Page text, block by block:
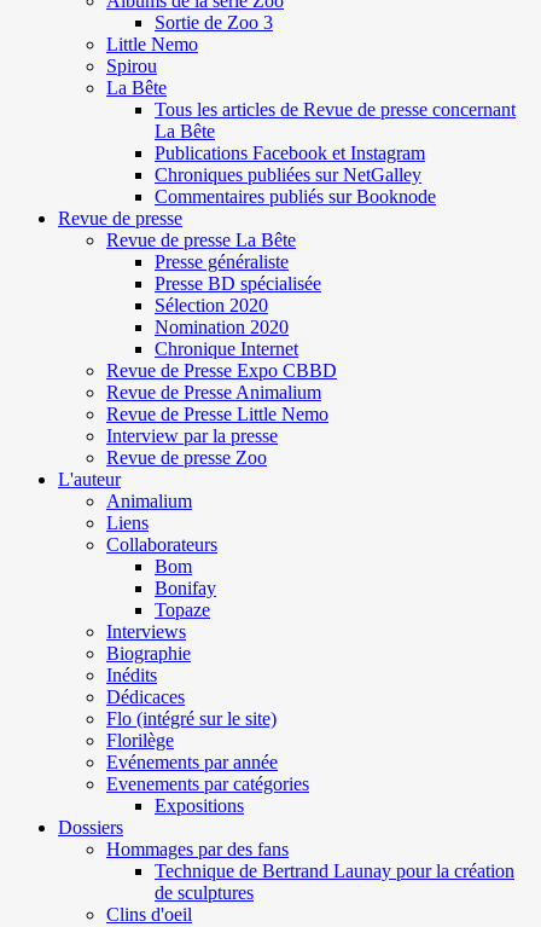
Sortie de Zoo 3
Little Nemo
Spirou
La Bête
Tous les articles de Revue de presse concernant
La Bête
Publications Facebook et Instagram
Chroniques publiées sur NetGalley
Commentaires publiés sur Booknode
Revue de presse
Revue de presse La Bête
Presse généraliste
Presse BD spécialisée
Sélection 2020
Nomination 2020
Chronique Internet
Revue de Presse Expo CBBD
Revue de Presse Animalium
Revue de Presse Little Nemo
Interview par la presse
Revue de presse Zoo
L'auteur
Animalium
Liens
Collaborateurs
Bom
Bonifay
Topaze
Interviews
Biographie
Inédits
Dédicaces
Flo (intégré sur le site)
Florilège
Evénements par année
Evenements par catégories
Expositions
Dossiers
Hommages par des fans
Technique de Bertrand Launay pour la création
de sculptures
Clins d'oeil